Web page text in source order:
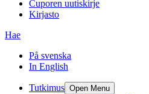
Cuporen uutiskirje
Kirjasto
Hae
På svenska
In English
Tutkimus Open Menu